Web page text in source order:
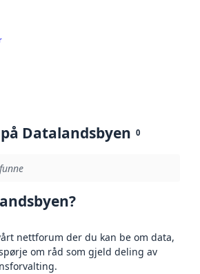
Datalandsbyen 0
nettforum der du kan be om data,
om råd som gjeld deling av